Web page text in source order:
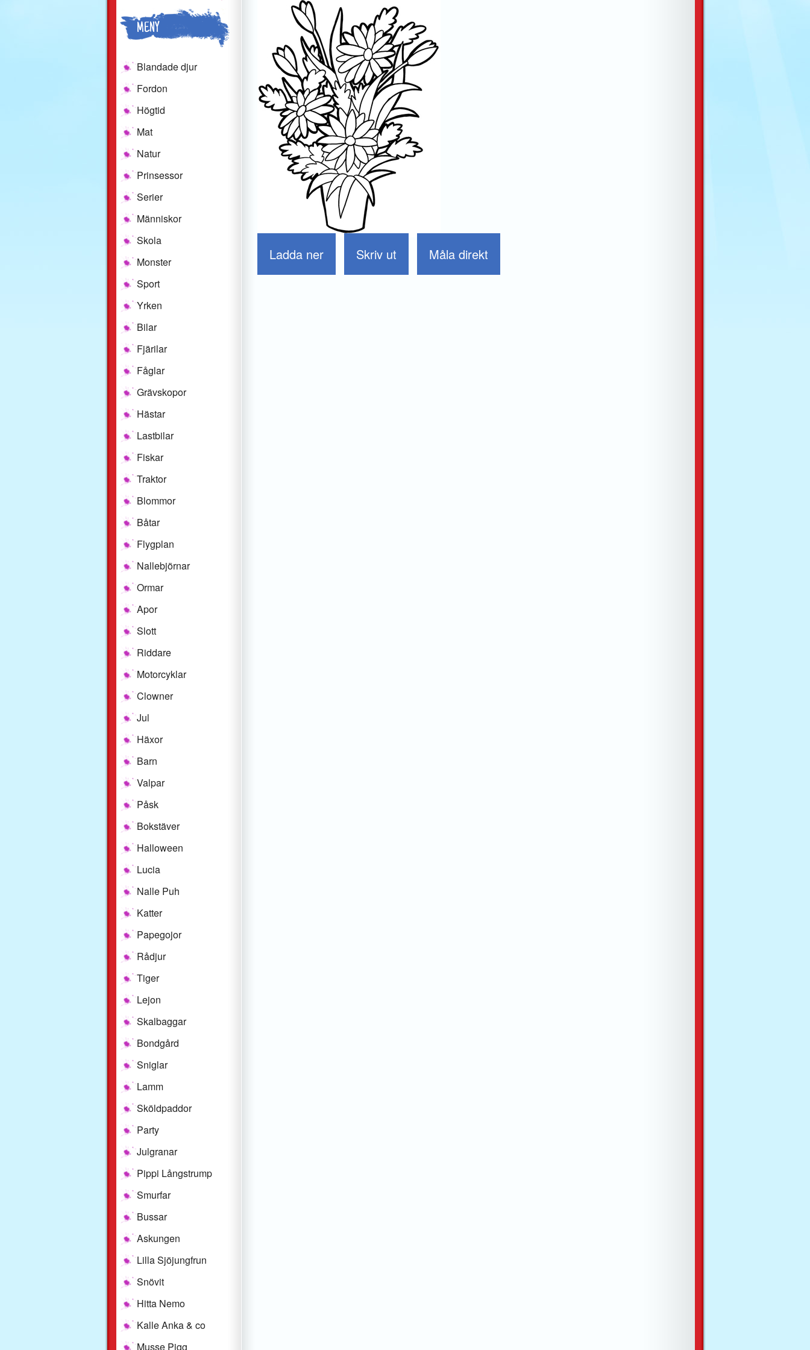
MENY
Blandade djur
Fordon
Högtid
Mat
Natur
Prinsessor
Serier
Människor
Skola
Monster
Sport
Yrken
Bilar
Fjärilar
Fåglar
Grävskopor
Hästar
Lastbilar
Fiskar
Traktor
Blommor
Båtar
Flygplan
Nallebjörnar
Ormar
Apor
Slott
Riddare
Motorcyklar
Clowner
Jul
Häxor
Barn
Valpar
Påsk
Bokstäver
Halloween
Lucia
Nalle Puh
Katter
Papegojor
Rådjur
Tiger
Lejon
Skalbaggar
Bondgård
Sniglar
Lamm
Sköldpaddor
Party
Julgranar
Pippi Långstrump
Smurfar
Bussar
Askungen
Lilla Sjöjungfrun
Snövit
Hitta Nemo
Kalle Anka & co
Musse Pigg
Ladda ner Skriv ut Måla direkt